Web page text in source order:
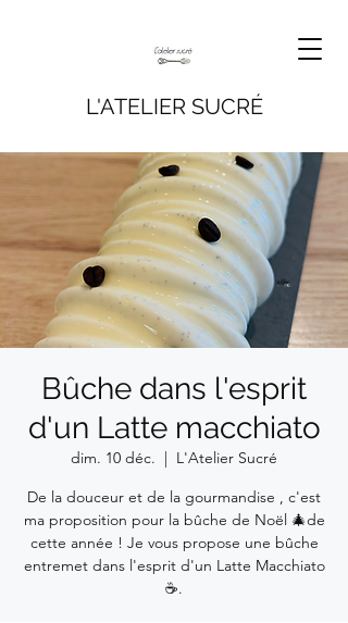
L'ATELIER SUCRÉ
Bûche dans l'esprit
d'un Latte macchiato
dim. 10 déc.
  |
L'Atelier Sucré
De la douceur et de la gourmandise , c'est
ma proposition pour la bûche de Noël 🎄de
cette année ! Je vous propose une bûche
entremet dans l'esprit d'un Latte Macchiato
☕.